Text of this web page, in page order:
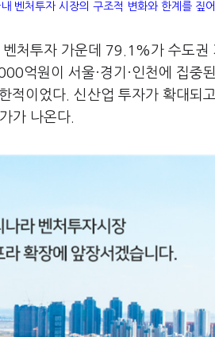
벤처투자 시장의 구조적 변화와 한계를 짚
처투자 가운데 79.1%가 수도
억원이 서울·경기·인천에 집중
적이었다. 신산업 투자가 확대되
가 나온다.